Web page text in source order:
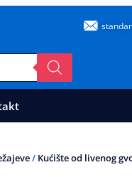
/ Kućište od livenog